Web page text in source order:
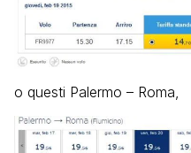
o questi Palermo – Roma,